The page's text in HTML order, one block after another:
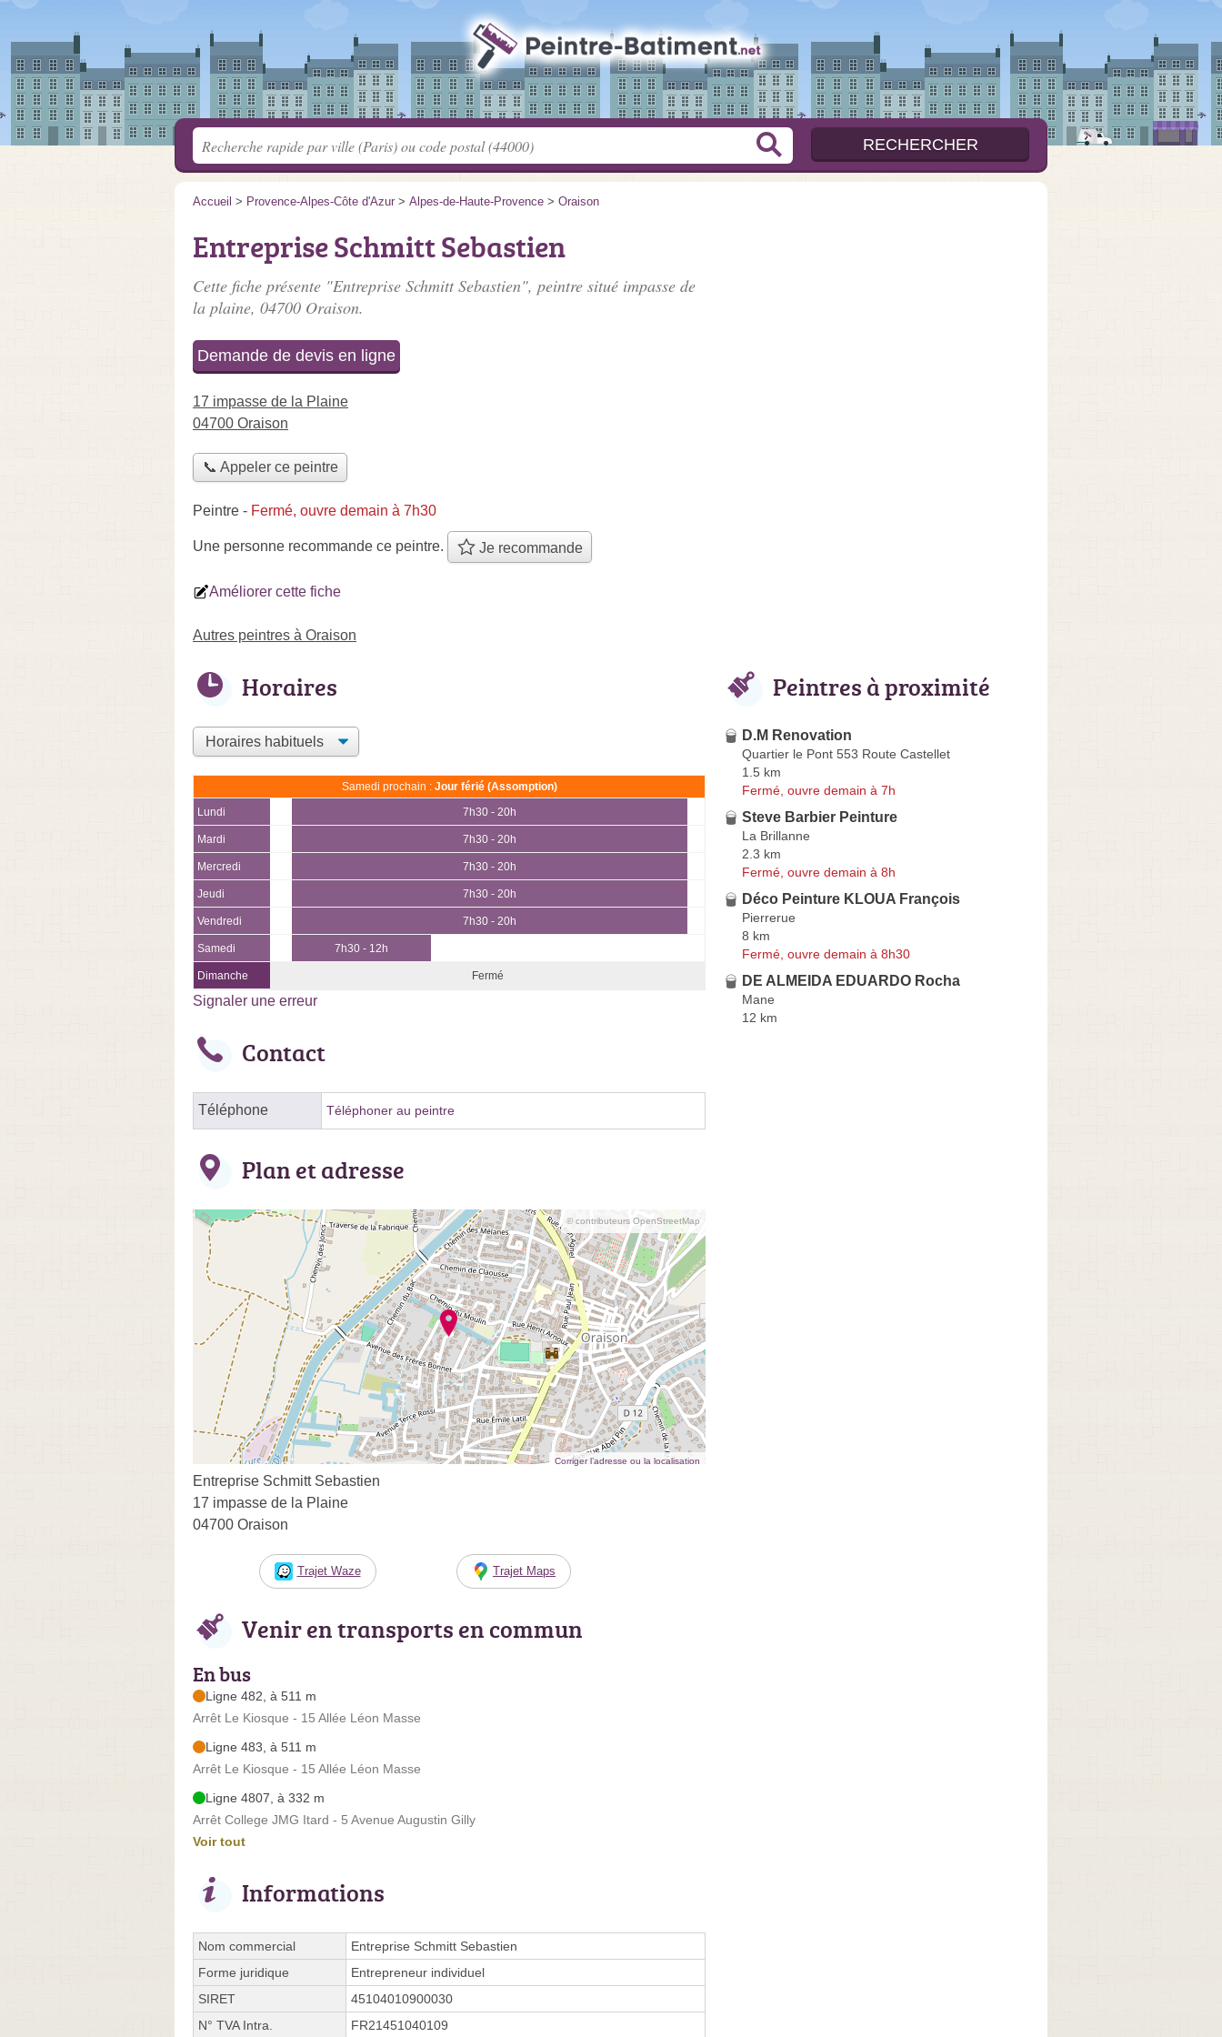
Accueil > Provence-Alpes-Côte d'Azur > Alpes-de-Haute-Provence > Oraison
Entreprise Schmitt Sebastien
Cette fiche présente "Entreprise Schmitt Sebastien", peintre situé impasse de
la plaine, 04700 Oraison.
Demande de devis en ligne
17 impasse de la Plaine
04700 Oraison
📞 Appeler ce peintre
Peintre - Fermé, ouvre demain à 7h30
Une personne recommande ce peintre. Je recommande
Améliorer cette fiche
Autres peintres à Oraison
Horaires
Samedi prochain : Jour férié (Assomption)
Lundi 7h30 - 20h
Mardi 7h30 - 20h
Mercredi 7h30 - 20h
Jeudi 7h30 - 20h
Vendredi 7h30 - 20h
Samedi 7h30 - 12h
Dimanche Fermé
Signaler une erreur
Contact
Téléphone Téléphoner au peintre
Plan et adresse
© contributeurs OpenStreetMap
Corriger l’adresse ou la localisation
Entreprise Schmitt Sebastien
17 impasse de la Plaine
04700 Oraison
Trajet Waze Trajet Maps
Venir en transports en commun
En bus
Ligne 482, à 511 m
Arrêt Le Kiosque - 15 Allée Léon Masse
Ligne 483, à 511 m
Arrêt Le Kiosque - 15 Allée Léon Masse
Ligne 4807, à 332 m
Arrêt College JMG Itard - 5 Avenue Augustin Gilly
Voir tout
Informations
Nom commercial
Entreprise Schmitt Sebastien
Forme juridique
Entrepreneur individuel
SIRET
45104010900030
N° TVA Intra.
FR21451040109
Peintres à proximité
D.M Renovation
Quartier le Pont 553 Route Castellet
1.5 km
Fermé, ouvre demain à 7h
Steve Barbier Peinture
La Brillanne
2.3 km
Fermé, ouvre demain à 8h
Déco Peinture KLOUA François
Pierrerue
8 km
Fermé, ouvre demain à 8h30
DE ALMEIDA EDUARDO Rocha
Mane
12 km